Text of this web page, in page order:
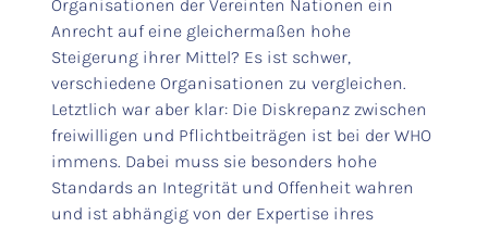
Organisationen der Vereinten Nationen ein
Anrecht auf eine gleichermaßen hohe
Steigerung ihrer Mittel? Es ist schwer,
verschiedene Organisationen zu vergleichen.
Letztlich war aber klar: Die Diskrepanz zwischen
freiwilligen und Pflichtbeiträgen ist bei der WHO
immens. Dabei muss sie besonders hohe
Standards an Integrität und Offenheit wahren
und ist abhängig von der Expertise ihres